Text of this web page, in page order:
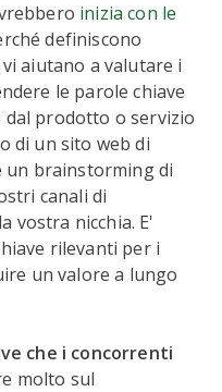
inizia con le
definiscono
aiutano a valutare i
le parole chiave
prodotto o servizio
di un sito web di
un brainstorming di
canali di
vostra nicchia. E'
rilevanti per i
un valore a lungo
che i concorrenti
molto sul